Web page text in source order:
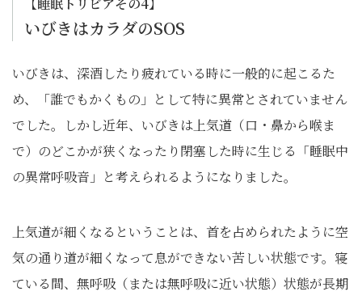
【睡眠トリビアその4】
いびきはカラダのSOS
いびきは、深酒したり疲れている時に一般的に起こるた
め、「誰でもかくもの」として特に異常とされていません
でした。しかし近年、いびきは上気道（口・鼻から喉ま
で）のどこかが狭くなったり閉塞した時に生じる「睡眠中
の異常呼吸音」と考えられるようになりました。
上気道が細くなるということは、首を占められたように空
気の通り道が細くなって息ができない苦しい状態です。寝
ている間、無呼吸（または無呼吸に近い状態）状態が長期